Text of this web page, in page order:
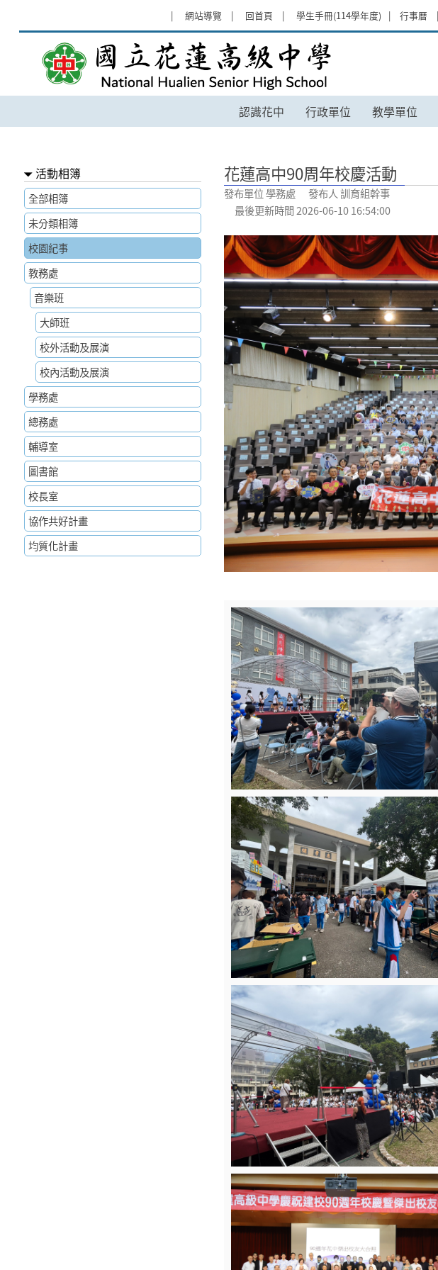
網站導覽
回首頁 學生手冊(114學年度) 行事曆
花蓮高中90周年校慶活動 - 國立花蓮高級中學
認識花中 行政單位 教學單位
:::
活動相簿
全部相簿
未分類相簿
校園紀事
教務處
音樂班
大師班
校外活動及展演
校內活動及展演
學務處
總務處
輔導室
圖書館
校長室
協作共好計畫
均質化計畫
花蓮高中90周年校慶活動
發布單位 學務處 發布人 訓育組幹事
最後更新時間 2026-06-10 16:54:00